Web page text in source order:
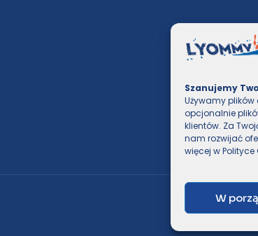
Szanujemy
Używamy
opcjonalnie
klientów. Za
nam rozwijać
więcej wPolityce
W
Polityka prywatności